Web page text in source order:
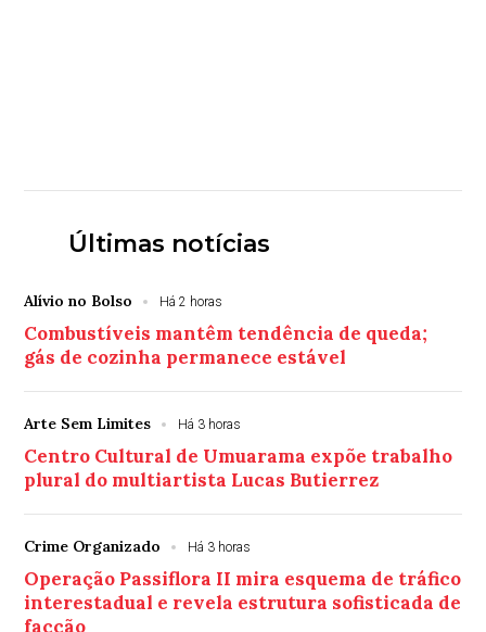
Últimas notícias
Alívio no Bolso Há 2 horas
Combustíveis mantêm tendência de queda;
gás de cozinha permanece estável
Arte Sem Limites Há 3 horas
Centro Cultural de Umuarama expõe trabalho
plural do multiartista Lucas Butierrez
Crime Organizado Há 3 horas
Operação Passiflora II mira esquema de tráfico
interestadual e revela estrutura sofisticada de
facção